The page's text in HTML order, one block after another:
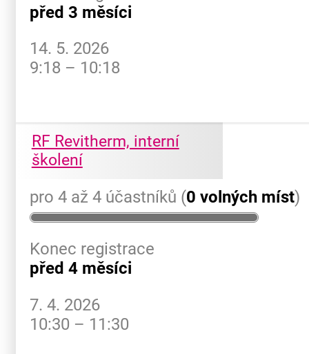
před 3 měsíci
14. 5. 2026
9:18 – 10:18
RF Revitherm, interní
školení
pro 4 až 4 účastníků (0 volných míst)
Konec registrace
před 4 měsíci
7. 4. 2026
10:30 – 11:30